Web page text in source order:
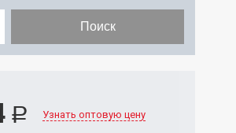
Поиск
Р Узнать оптовую цену